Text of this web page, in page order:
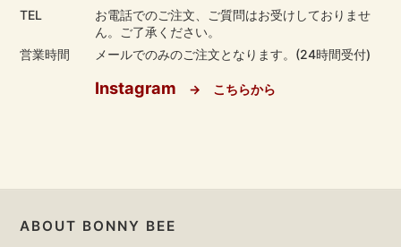
TEL
お電話でのご注文、ご質問はお受けしておりませ
ん。ご了承ください。
営業時間
メールでのみのご注文となります。(24時間受付)
Instagram → こちらから
ABOUT BONNY BEE